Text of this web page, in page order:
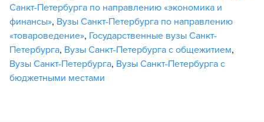
Санкт-Петербурга по направлению «экономика и
финансы», Вузы Санкт-Петербурга по направлению
«товароведение», Государственные вузы Санкт-
Петербурга, Вузы Санкт-Петербурга с общежитием,
Вузы Санкт-Петербурга, Вузы Санкт-Петербурга с
бюджетными местами